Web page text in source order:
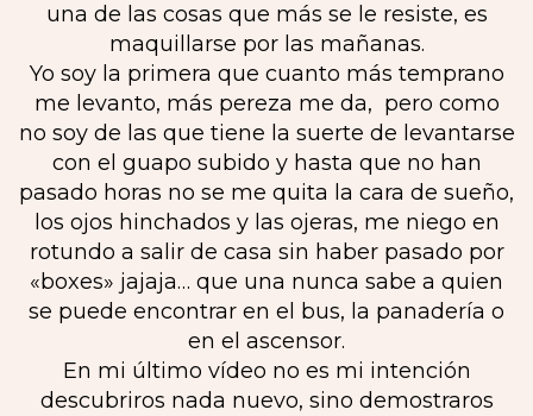
una de las cosas que más se le resiste, es
maquillarse por las mañanas.
Yo soy la primera que cuanto más temprano
me levanto, más pereza me da, pero como
no soy de las que tiene la suerte de levantarse
con el guapo subido y hasta que no han
pasado horas no se me quita la cara de sueño,
los ojos hinchados y las ojeras, me niego en
rotundo a salir de casa sin haber pasado por
«boxes» jajaja… que una nunca sabe a quien
se puede encontrar en el bus, la panadería o
en el ascensor.
En mi último vídeo no es mi intención
descubriros nada nuevo, sino demostraros